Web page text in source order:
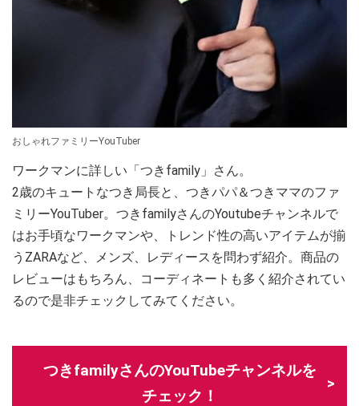
おしゃれファミリーYouTuber
ワークマンに詳しい「つきfamily」さん。
2歳のキュートなつき局長と、つきパパ＆つきママのファ
ミリーYouTuber。つきfamilyさんのYoutubeチャンネルで
はお手頃なワークマンや、トレンド性の高いアイテムが揃
うZARAなど、メンズ、レディースを問わず紹介。商品の
レビューはもちろん、コーディネートも多く紹介されてい
るので是非チェックしてみてください。
つきfamilyさんのYouTubeチャンネルを
チェック！